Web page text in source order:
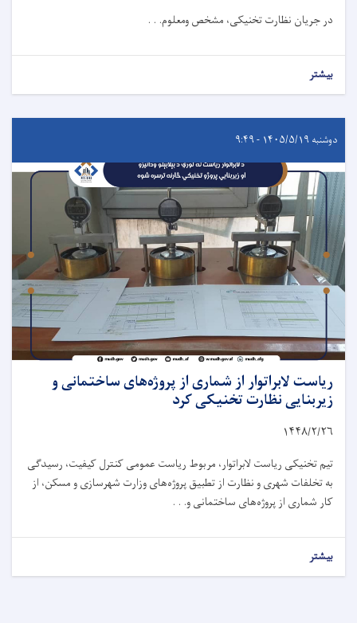
در جریان نظارت تخنیکی، مشخص ومعلوم. . .
بیشتر
دوشنبه ۱۴۰۵/۵/۱۹ - ۹:۴۹
ریاست لابراتوار از شماری از پروژه‌های ساختمانی و
زیربنایی نظارت تخنیکی کرد
۱۴۴۸/۲/۲۶
تیم تخنیکی ریاست لابراتوار، مربوط ریاست عمومی کنترل کیفیت، رسیدگی
به تخلفات شهری و نظارت از تطبیق پروژه‌های وزارت شهرسازی و مسکن، از
کار شماری از پروژه‌های ساختمانی و. . .
بیشتر